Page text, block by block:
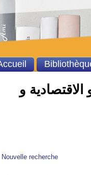
الاقتصادية و
Nouvelle recherche